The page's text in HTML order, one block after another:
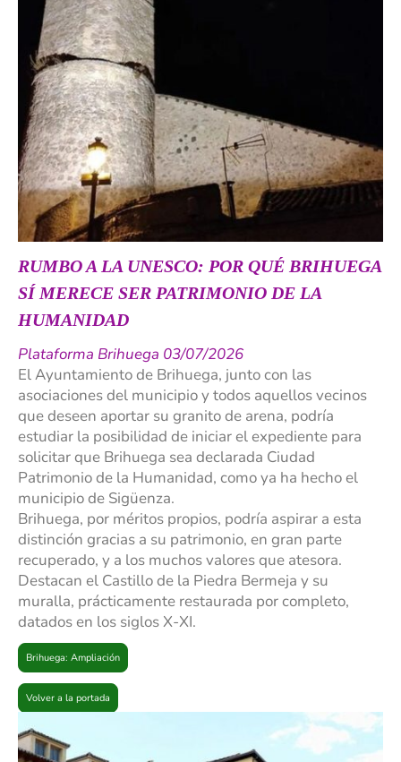
RUMBO A LA UNESCO: POR QUÉ BRIHUEGA
SÍ MERECE SER PATRIMONIO DE LA
HUMANIDAD
Plataforma Brihuega 03/07/2026
El Ayuntamiento de Brihuega, junto con las
asociaciones del municipio y todos aquellos vecinos
que deseen aportar su granito de arena, podría
estudiar la posibilidad de iniciar el expediente para
solicitar que Brihuega sea declarada Ciudad
Patrimonio de la Humanidad, como ya ha hecho el
municipio de Sigüenza.
Brihuega, por méritos propios, podría aspirar a esta
distinción gracias a su patrimonio, en gran parte
recuperado, y a los muchos valores que atesora.
Destacan el Castillo de la Piedra Bermeja y su
muralla, prácticamente restaurada por completo,
datados en los siglos X-XI.
Brihuega: Ampliación
Volver a la portada